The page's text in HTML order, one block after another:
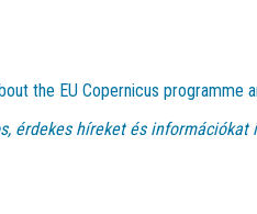
the EU Copernicus programme
érdekes híreket és információkat